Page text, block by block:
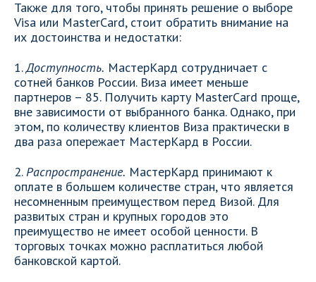
Также для того, чтобы принять решение о выборе
Visa или MasterCard, стоит обратить внимание на
их достоинства и недостатки:
1.Доступность. МастерКард сотрудничает с
сотней банков России. Виза имеет меньше
партнеров – 85. Получить карту MasterCard проще,
вне зависимости от выбранного банка. Однако, при
этом, по количеству клиентов Виза практически в
два раза опережает МастерКард в России.
2.Распространение. МастерКард принимают к
оплате в большем количестве стран, что является
несомненным преимуществом перед Визой. Для
развитых стран и крупных городов это
преимущество не имеет особой ценности. В
торговых точках можно расплатиться любой
банковской картой.